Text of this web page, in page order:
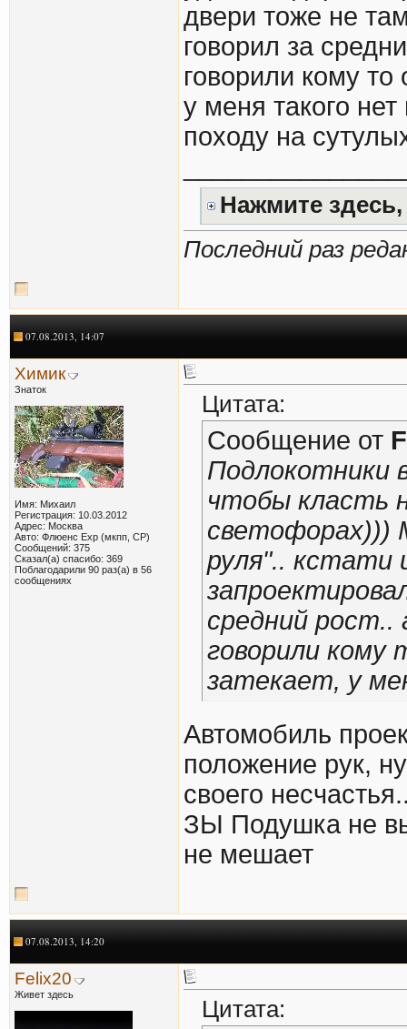
двери тоже не
говорил за
говорили кому то
у меня такого
походу на
Нажмите
Последний раз
07.08.2013, 14:07
Химик
Знаток
Имя: Михаил
Регистрация: 10.03.2012
Адрес: Москва
Авто: Флюенс Exp (мкпп, СР)
Сообщений: 375
Сказал(а) спасибо: 369
Поблагодарили 90 раз(а) в 56
сообщениях
Цитата:
Сообщение от
Подлокотники
чтобы класть
светофорах)))
руля".. кстати
средний рост..
говорили кому
затекает, у
Автомобиль
положение рук,
своего
ЗЫ Подушка не
не мешает
07.08.2013, 14:20
Felix20
Живет здесь
Цитата: